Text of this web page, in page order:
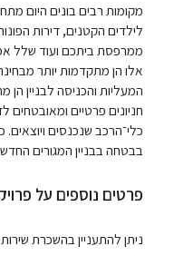
מקומות רבים בונים היום
לילדים הקטנים, דירות
ממרפסת ביתכם ועוד שלל
אלו הן מתקדמות יותר
המעליות והכניסה לבניין הן
חניונים פרטיים ומאובטחים
כלי־הרכב שנכנסים
בבטחה בבניין המגורים
פרטים נוספים על
ניתן להתעניין בהשכרת